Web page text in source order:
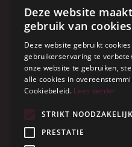
Volg
Deze website maakt
gebruik van
Deze website gebruikt
gebruikerservaring te
onze website te gebruiken,
alle cookies in
Cookiebeleid. Lees verder
STRIKT NOODZAKELIJK
PRESTATIE